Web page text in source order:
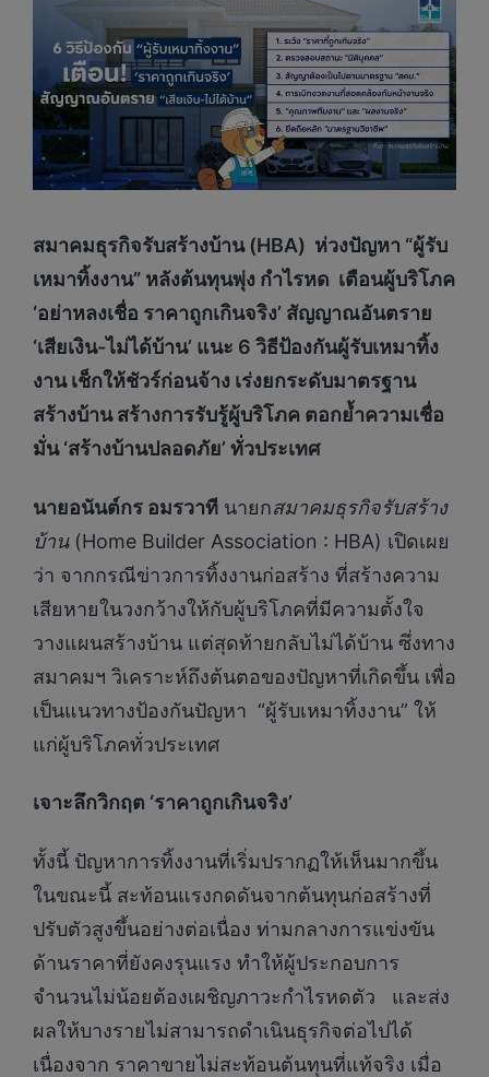
สมาคมธุรกิจรับสร้างบ้าน (HBA) ห่วงปัญหา “ผู้รับ
เหมาทิ้งงาน” หลังต้นทุนพุ่ง กำไรหด เตือนผู้บริโภค
‘อย่าหลงเชื่อ ราคาถูกเกินจริง’ สัญญาณอันตราย
‘เสียเงิน-ไม่ได้บ้าน’ แนะ 6 วิธีป้องกันผู้รับเหมาทิ้ง
งาน เช็กให้ชัวร์ก่อนจ้าง เร่งยกระดับมาตรฐาน
สร้างบ้าน สร้างการรับรู้ผู้บริโภค ตอกย้ำความเชื่อ
มั่น ‘สร้างบ้านปลอดภัย’ ทั่วประเทศ
นายอนันต์กร อมรวาที นายกสมาคมธุรกิจรับสร้าง
บ้าน(Home Builder Association : HBA) เปิดเผย
ว่า จากกรณีข่าวการทิ้งงานก่อสร้าง ที่สร้างความ
เสียหายในวงกว้างให้กับผู้บริโภคที่มีความตั้งใจ
วางแผนสร้างบ้าน แต่สุดท้ายกลับไม่ได้บ้าน ซึ่งทาง
สมาคมฯ วิเคราะห์ถึงต้นตอของปัญหาที่เกิดขึ้น เพื่อ
เป็นแนวทางป้องกันปัญหา “ผู้รับเหมาทิ้งงาน” ให้
แก่ผู้บริโภคทั่วประเทศ
เจาะลึกวิกฤต ‘ราคาถูกเกินจริง’
ทั้งนี้ ปัญหาการทิ้งงานที่เริ่มปรากฏให้เห็นมากขึ้น
ในขณะนี้ สะท้อนแรงกดดันจากต้นทุนก่อสร้างที่
ปรับตัวสูงขึ้นอย่างต่อเนื่อง ท่ามกลางการแข่งขัน
ด้านราคาที่ยังคงรุนแรง ทำให้ผู้ประกอบการ
จำนวนไม่น้อยต้องเผชิญภาวะกำไรหดตัว และส่ง
ผลให้บางรายไม่สามารถดำเนินธุรกิจต่อไปได้
เนื่องจาก ราคาขายไม่สะท้อนต้นทุนที่แท้จริง เมื่อ